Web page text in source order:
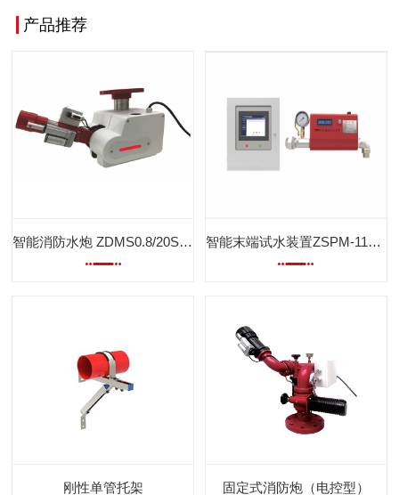
产品推荐
智能消防水炮 ZDMS0.8/20S -CV50 智能末端试水装置ZSPM-115/1.2-DX
查看更多
刚性单管托架
查看更多
固定式消防炮（电控型）